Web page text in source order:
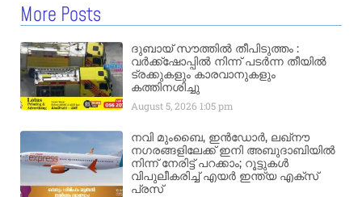
More Posts
ദുബായ് സൗത്തിൽ തീപിടുത്തം :
വർക്ക്‌ഷോപ്പിൽ നിന്ന് പടർന്ന തീയിൽ
ട്രക്കുകളും കാരവാനുകളും
കത്തിനശിച്ചു
August 5, 2026 1:05 pm
നവി മുംബൈ, ഇൻഡോർ, ലഖ്നൗ
നഗരങ്ങളിലേക്ക് ഇനി അബുദാബിയിൽ
നിന്ന് നേരിട്ട് പറക്കാം; റൂട്ടുകൾ
വിപുലീകരിച്ച് എയർ ഇന്ത്യ എക്സ്
പ്രസ്